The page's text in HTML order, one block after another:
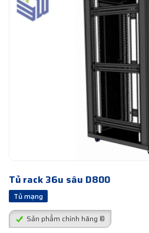
Tủ rack 36u sâu D800
Tủ mạng
Sản phẩm chính hãng ®